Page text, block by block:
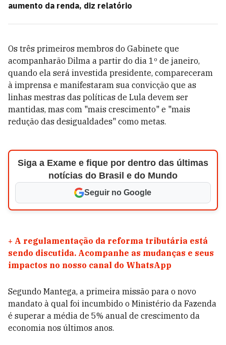
aumento da renda, diz relatório
Os três primeiros membros do Gabinete que
acompanharão Dilma a partir do dia 1º de janeiro,
quando ela será investida presidente, compareceram
à imprensa e manifestaram sua convicção que as
linhas mestras das políticas de Lula devem ser
mantidas, mas com "mais crescimento" e "mais
redução das desigualdades" como metas.
Siga a Exame e fique por dentro das últimas
notícias do Brasil e do Mundo
Seguir no Google
+ A regulamentação da reforma tributária está
sendo discutida. Acompanhe as mudanças e seus
impactos no nosso canal do WhatsApp
Segundo Mantega, a primeira missão para o novo
mandato à qual foi incumbido o Ministério da Fazenda
é superar a média de 5% anual de crescimento da
economia nos últimos anos.